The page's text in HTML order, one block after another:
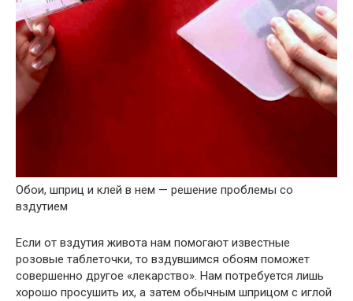
Обои, шприц и клей в нем — решение проблемы со
вздутием
Если от вздутия живота нам помогают известные
розовые таблеточки, то вздувшимся обоям поможет
совершенно другое «лекарство». Нам потребуется лишь
хорошо просушить их, а затем обычным шприцом с иглой